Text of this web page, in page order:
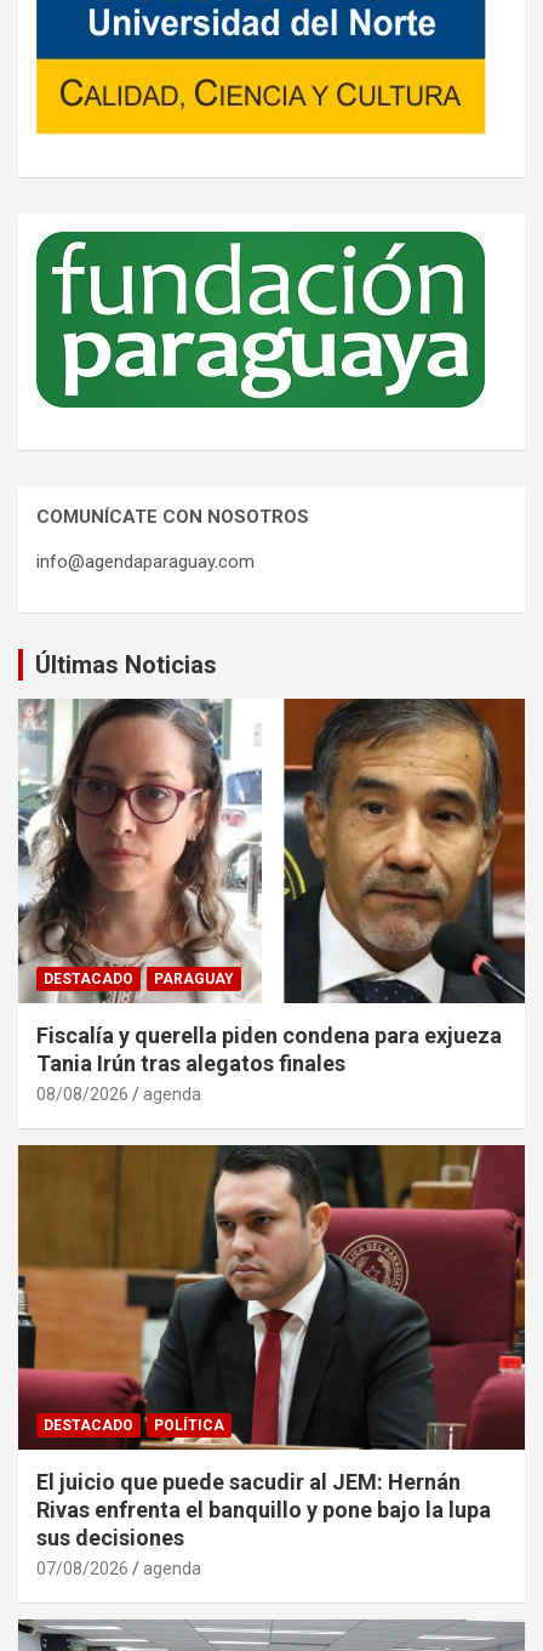
COMUNÍCATE CON NOSOTROS
info@agendaparaguay.com
Últimas Noticias
DESTACADO PARAGUAY
Fiscalía y querella piden condena para exjueza
Tania Irún tras alegatos finales
08/08/2026 agenda
DESTACADO POLÍTICA
El juicio que puede sacudir al JEM: Hernán
Rivas enfrenta el banquillo y pone bajo la lupa
sus decisiones
07/08/2026 agenda